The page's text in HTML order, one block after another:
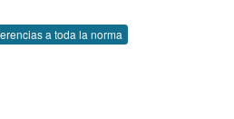
a toda la norma